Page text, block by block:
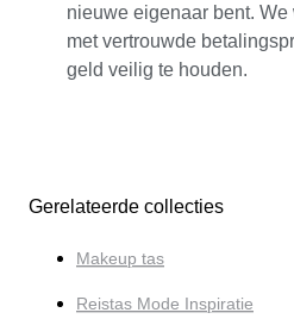
nieuwe eigenaar bent. We
met vertrouwde
geld veilig te houden.
Gerelateerde collecties
Makeup tas
Reistas Mode Inspiratie